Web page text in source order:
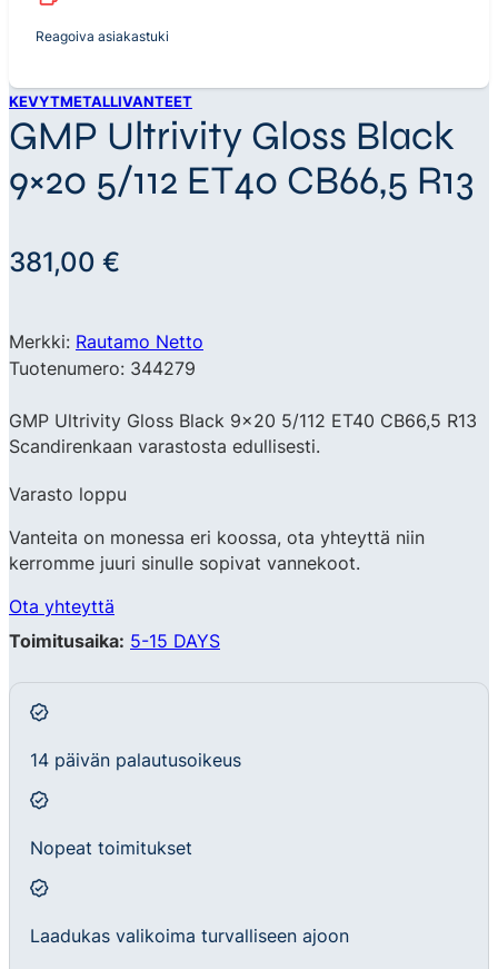
Reagoiva asiakastuki
KEVYTMETALLIVANTEET
GMP Ultrivity Gloss Black
9×20 5/112 ET40 CB66,5 R13
381,00 €
Merkki: Rautamo Netto
Tuotenumero: 344279
GMP Ultrivity Gloss Black 9×20 5/112 ET40 CB66,5 R13
Scandirenkaan varastosta edullisesti.
Varasto loppu
Vanteita on monessa eri koossa, ota yhteyttä niin
kerromme juuri sinulle sopivat vannekoot.
Ota yhteyttä
Toimitusaika: 5-15 DAYS
14 päivän palautusoikeus
Nopeat toimitukset
Laadukas valikoima turvalliseen ajoon